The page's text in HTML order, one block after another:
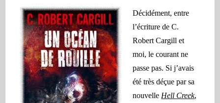
Décidément, entre
l’écriture de C.
Robert Cargill et
moi, le courant ne
passe pas. Si j’avais
été très déçue par sa
nouvelle Hell Creek,